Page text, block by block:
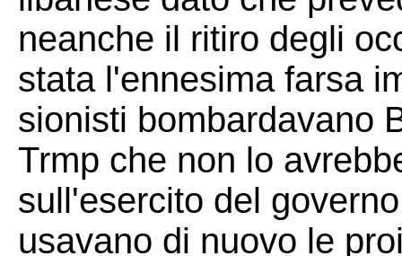
neanche il ritiro degli
stata l'ennesima farsa
sionisti bombardavano
Trmp che non lo
sull'esercito del
usavano di nuovo le